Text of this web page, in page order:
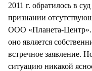
2011 г. обратилось в
признании
ООО «Планета-Центр».
оно является
встречное заявление.
ситуацию никакой